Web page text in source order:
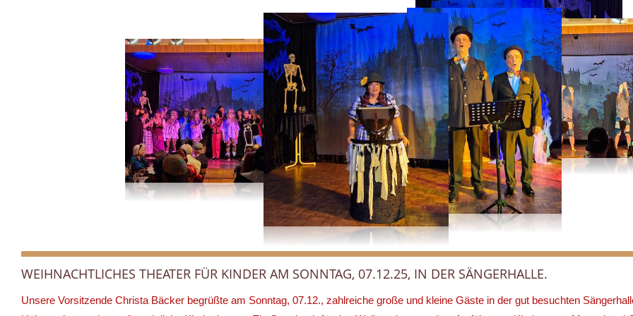
WEIHNACHTLICHES THEATER FÜR KINDER AM SONNTAG, 07.12.25, IN DER SÄNGERHALLE.
Unsere Vorsitzende Christa Bäcker begrüßte am Sonntag, 07.12., zahlreiche große und kleine Gäste in der gut besuchten